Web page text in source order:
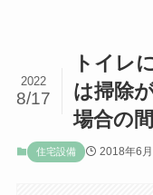
トイレ
は掃除
場合の
2022
8/17
住宅設備 2018年6